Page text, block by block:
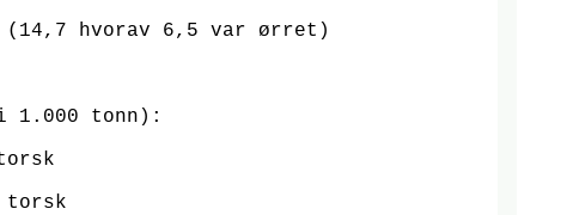
hvorav 6,5 var ørret)
1.000 tonn):
torsk